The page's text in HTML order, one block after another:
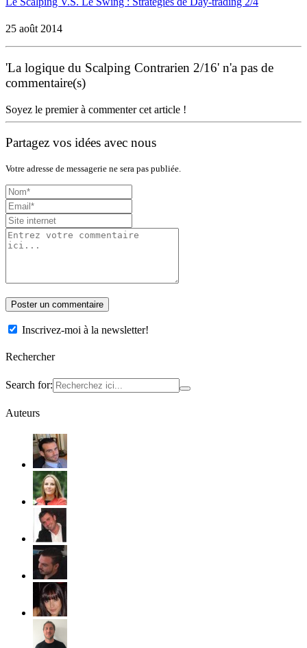
25 août 2014
'La logique du Scalping Contrarien 2/16' n'a pas de
commentaire(s)
Soyez le premier à commenter cet article !
Partagez vos idées avec nous
Votre adresse de messagerie ne sera pas publiée.
Inscrivez-moi à la newsletter!
Rechercher
Search for:
Auteurs